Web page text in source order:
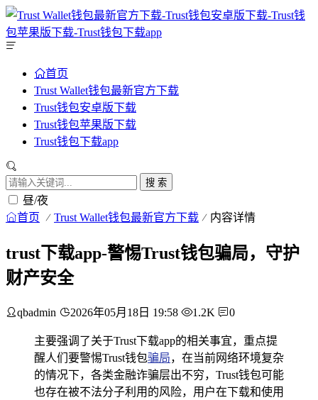
首页
Trust Wallet钱包最新官方下载
Trust钱包安卓版下载
Trust钱包苹果版下载
Trust钱包下载app
搜 索
昼/夜
首页 Trust Wallet钱包最新官方下载 内容详情
trust下载app-警惕Trust钱包骗局，守护
财产安全
qbadmin 2026年05月18日 19:58 1.2K 0
主要强调了关于Trust下载app的相关事宜，重点提
醒人们要警惕Trust钱包骗局，在当前网络环境复杂
的情况下，各类金融诈骗层出不穷，Trust钱包可能
也存在被不法分子利用的风险，用户在下载和使用